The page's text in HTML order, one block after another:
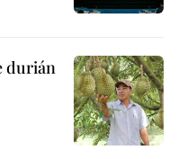
durián